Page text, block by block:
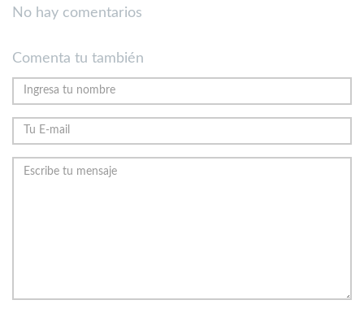
No hay comentarios
Comenta tu también